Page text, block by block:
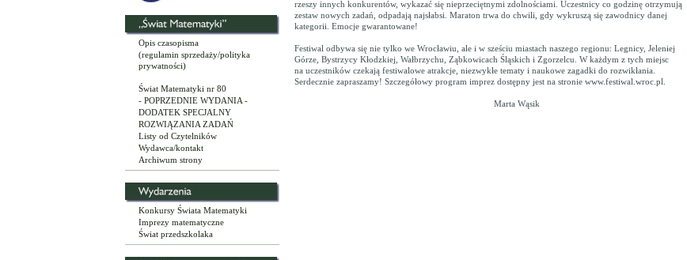
Opis czasopisma
(regulamin sprzedaży/polityka
prywatności)
Świat Matematyki nr 80
- POPRZEDNIE WYDANIA -
DODATEK SPECJALNY
ROZWIĄZANIA ZADAŃ
Listy od Czytelników
Wydawca/kontakt
Archiwum strony
Konkursy Świata Matematyki
Imprezy matematyczne
Świat przedszkolaka
rzeszy innych konkurentów, wykazać się nieprzeciętnymi zdolnościami. Uczestnicy co godzinę otrzymują
zestaw nowych zadań, odpadają najsłabsi. Maraton trwa do chwili, gdy wykruszą się zawodnicy danej
kategorii. Emocje gwarantowane!
Festiwal odbywa się nie tylko we Wrocławiu, ale i w sześciu miastach naszego regionu: Legnicy, Jeleniej
Górze, Bystrzycy Kłodzkiej, Wałbrzychu, Ząbkowicach Śląskich i Zgorzelcu. W każdym z tych miejsc
na uczestników czekają festiwalowe atrakcje, niezwykłe tematy i naukowe zagadki do rozwikłania.
Serdecznie zapraszamy! Szczegółowy program imprez dostępny jest na stronie www.festiwal.wroc.pl.
Marta Wąsik